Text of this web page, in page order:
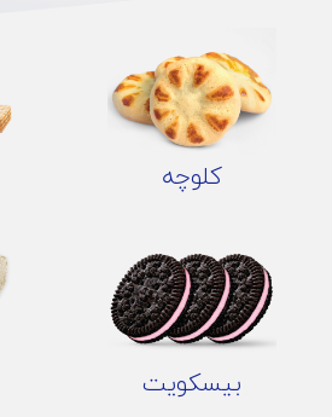
کلوچه
بیسکویت